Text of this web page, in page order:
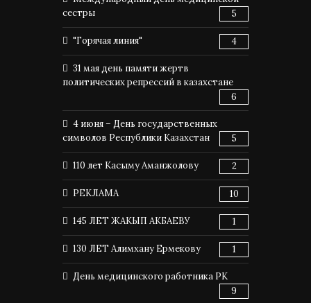
сестры
5
"Горячая линия" 4
31 мая день памяти жертв
политических репрессий в казахстане
6
4 июня – День государственных
символов Республики Казахстан
5
110 лет Касыму Аманжолову 2
РЕКЛАМА 10
145 ЛЕТ ЖАКЫП АКБАЕВУ 1
130 ЛЕТ Алимхану Ермекову 1
День медицинского работника РК
9